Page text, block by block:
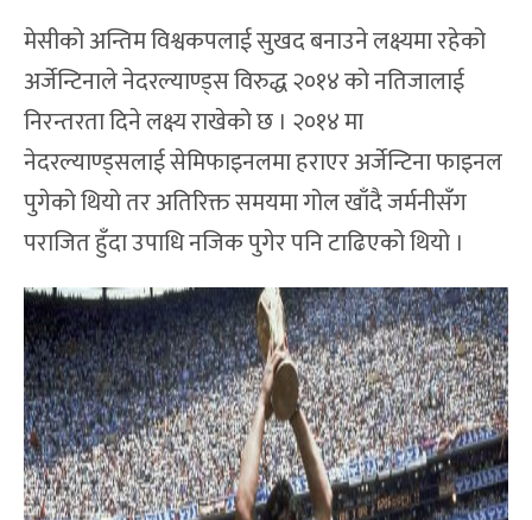
मेसीको अन्तिम विश्वकपलाई सुखद बनाउने लक्ष्यमा रहेको
अर्जेन्टिनाले नेदरल्याण्ड्स विरुद्ध २०१४ को नतिजालाई
निरन्तरता दिने लक्ष्य राखेको छ । २०१४ मा
नेदरल्याण्ड्सलाई सेमिफाइनलमा हराएर अर्जेन्टिना फाइनल
पुगेको थियो तर अतिरिक्त समयमा गोल खाँदै जर्मनीसँग
पराजित हुँदा उपाधि नजिक पुगेर पनि टाढिएको थियो ।